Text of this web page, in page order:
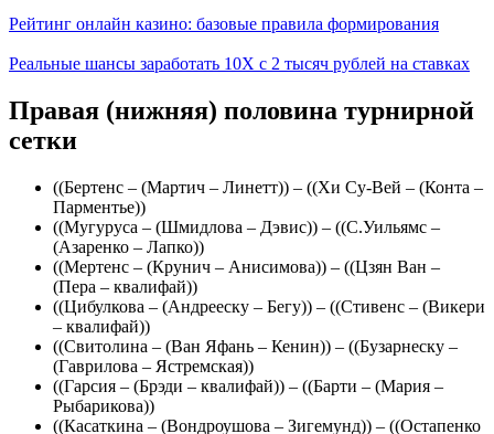
Рейтинг онлайн казино: базовые правила формирования
Реальные шансы заработать 10X с 2 тысяч рублей на ставках
Правая (нижняя) половина турнирной
сетки
((Бертенс – (Мартич – Линетт)) – ((Хи Су-Вей – (Конта –
Парментье))
((Мугуруса – (Шмидлова – Дэвис)) – ((С.Уильямс –
(Азаренко – Лапко))
((Мертенс – (Крунич – Анисимова)) – ((Цзян Ван –
(Пера – квалифай))
((Цибулкова – (Андрееску – Бегу)) – ((Стивенс – (Викери
– квалифай))
((Свитолина – (Ван Яфань – Кенин)) – ((Бузарнеску –
(Гаврилова – Ястремская))
((Гарсия – (Брэди – квалифай)) – ((Барти – (Мария –
Рыбарикова))
((Касаткина – (Вондроушова – Зигемунд)) – ((Остапенко